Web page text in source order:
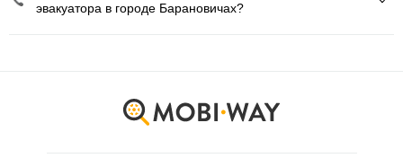
эвакуатора в городе Барановичах?